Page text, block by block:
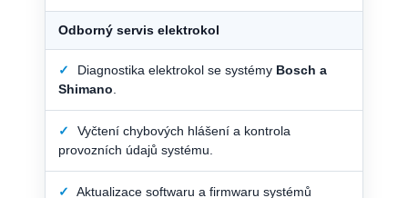
Odborný servis elektrokol
✓ Diagnostika elektrokol se systémy Bosch a
Shimano.
✓
Vyčtení chybových hlášení a kontrola
provozních údajů systému.
✓
Aktualizace softwaru a firmwaru systémů